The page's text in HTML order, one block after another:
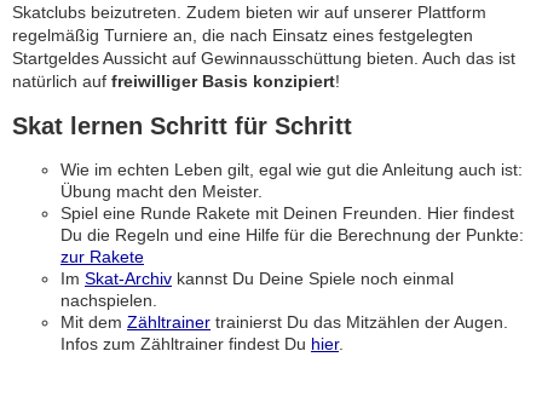
Skatclubs beizutreten. Zudem bieten wir auf unserer Plattform
regelmäßig Turniere an, die nach Einsatz eines festgelegten
Startgeldes Aussicht auf Gewinnausschüttung bieten. Auch das ist
natürlich auf freiwilliger Basis konzipiert!
Skat lernen Schritt für Schritt
Wie im echten Leben gilt, egal wie gut die Anleitung auch ist:
Übung macht den Meister.
Spiel eine Runde Rakete mit Deinen Freunden. Hier findest
Du die Regeln und eine Hilfe für die Berechnung der Punkte:
zur Rakete
Im Skat-Archiv kannst Du Deine Spiele noch einmal
nachspielen.
Mit dem Zähltrainer trainierst Du das Mitzählen der Augen.
Infos zum Zähltrainer findest Du hier.